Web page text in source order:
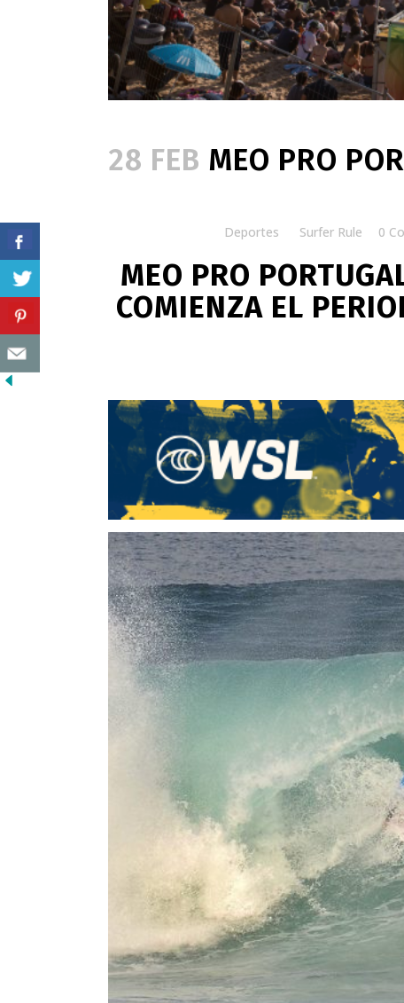
28 FEB MEO PRO
Deportes Surfer Rule 0
MEO PRO
COMIENZA EL